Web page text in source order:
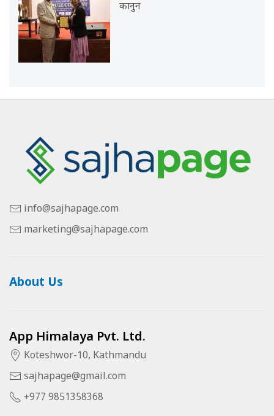
कानुन
info@sajhapage.com
marketing@sajhapage.com
About Us
App Himalaya Pvt. Ltd.
Koteshwor-10, Kathmandu
sajhapage@gmail.com
+977 9851358368